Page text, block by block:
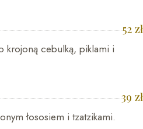
52 zł
krojoną cebulką, piklami i
39 zł
łososiem i tzatzikami.